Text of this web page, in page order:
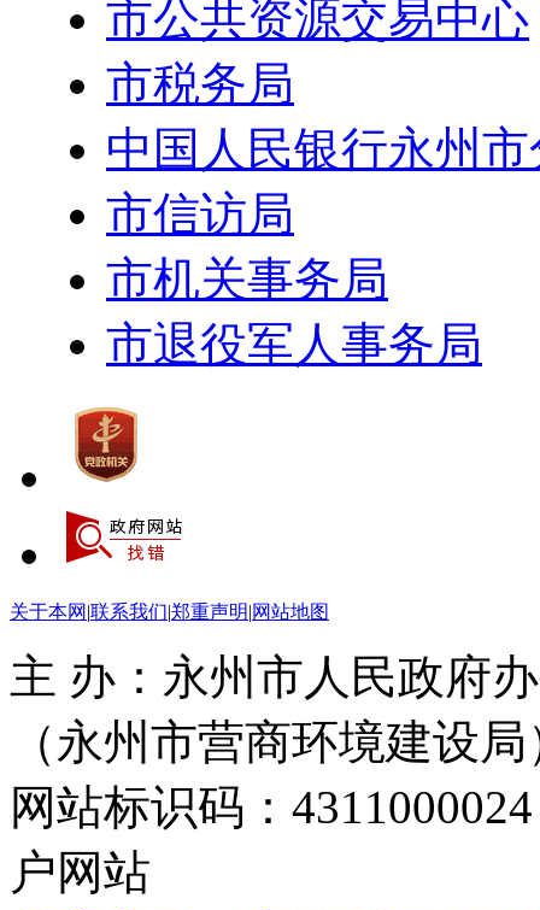
市公共资源交易中心
市税务局
中国人民银行永州
市信访局
市机关事务局
市退役军人事务局
关于本网 |联系我们|郑重声明|网站地图
主 办：永州市人民政府
（永州市营商环境建设局
网站标识码：
户网站